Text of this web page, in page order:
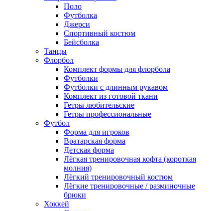
Поло
Футболка
Джерси
Спортивный костюм
Бейсболка
Танцы
Флорбол
Комплект формы для флорбола
Футболки
Футболки с длинным рукавом
Комплект из готовой ткани
Гетры любительские
Гетры профессиональные
Футбол
Форма для игроков
Вратарская форма
Детская форма
Лёгкая тренировочная кофта (короткая
молния)
Лёгкий тренировочный костюм
Лёгкие тренировочные / разминочные
брюки
Хоккей